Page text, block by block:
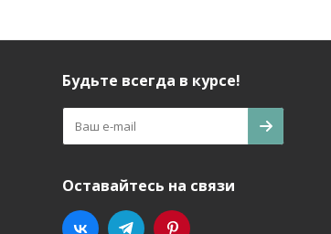
Будьте всегда в курсе!
Оставайтесь на связи